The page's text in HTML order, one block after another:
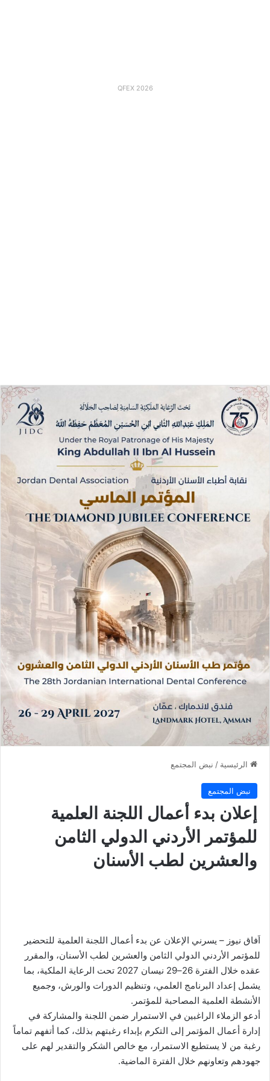
QFEX 2026
الرئيسية / نبض المجتمع
نبض المجتمع
إعلان بدء أعمال اللجنة العلمية
للمؤتمر الأردني الدولي الثامن
والعشرين لطب الأسنان
اَفاق نيوز – يسرني الإعلان عن بدء أعمال اللجنة العلمية للتحضير
للمؤتمر الأردني الدولي الثامن والعشرين لطب الأسنان، والمقرر
عقده خلال الفترة 26–29 نيسان 2027 تحت الرعاية الملكية، بما
يشمل إعداد البرنامج العلمي، وتنظيم الدورات والورش، وجميع
الأنشطة العلمية المصاحبة للمؤتمر.
أدعو الزملاء الراغبين في الاستمرار ضمن اللجنة والمشاركة في
إدارة أعمال المؤتمر إلى التكرم بإبداء رغبتهم بذلك، كما أتفهم تماماً
رغبة من لا يستطيع الاستمرار، مع خالص الشكر والتقدير لهم على
جهودهم وتعاونهم خلال الفترة الماضية.